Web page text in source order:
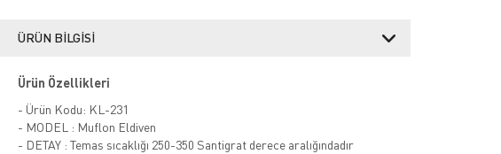
ÜRÜN BILGISI
Ürün Özellikleri
- Ürün Kodu: KL-231
- MODEL : Muflon Eldiven
- DETAY : Temas sıcaklığı 250-350 Santigrat derece aralığındadır